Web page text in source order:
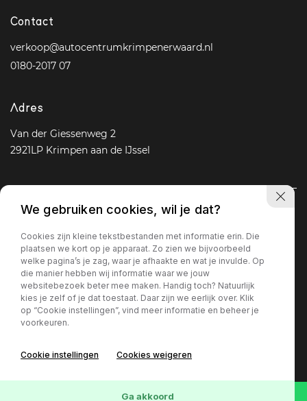
Contact
verkoop@autocentrumkrimpenerwaard.nl
0180-2017 07
Adres
Van der Giessenweg 2
2921LP Krimpen aan de IJssel
AanbodDiensten Over onsVacatureContact
Openingstijden
Ma - Vr
09 : 00 - 18 : 00
Privacy policy
We gebruiken cookies, wil je dat?
Cookies zijn kleine tekstbestanden met informatie erin. Die
plaatsen we kort op je apparaat. Zo zien we bijvoorbeeld
welke pagina’s je zag, waar je afhaakte en wat je invulde. Op
die manier hebben wij informatie waar we jouw
websitebezoek beter mee maken. Handig toch? Natuurlijk
kies je zelf of je dat toestaat. Daar zijn we eerlijk over. Klik
op “Cookie instellingen”, vind meer informatie en beheer je
voorkeuren.
Cookie instellingen Cookies weigeren
Ga akkoord